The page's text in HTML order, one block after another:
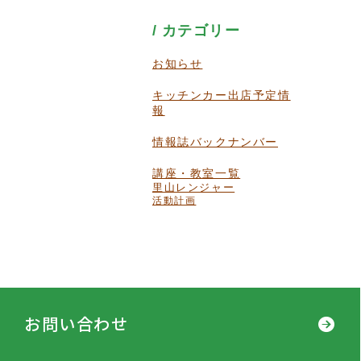
カテゴリー
お知らせ
キッチンカー出店予定情
報
情報誌バックナンバー
講座・教室一覧
里山レンジャー
活動計画
お問い合わせ